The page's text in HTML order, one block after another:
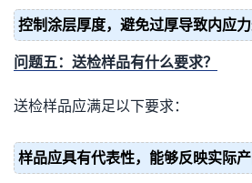
控制涂层厚度，避免过厚导致内应
问题五：送检样品有什么要求？
送检样品应满足以下要求：
样品应具有代表性，能够反映实际